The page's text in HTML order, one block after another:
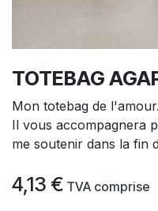
TOTEBAG
Mon totebag de l'amour.
Il vous accompagnera
me soutenir dans la fin
4,13 € TVA comprise